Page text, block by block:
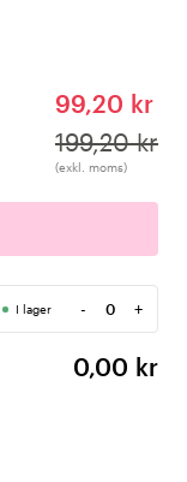
99,20 kr
199,20 kr
(exkl. moms)
I lager -
Antal
+
0,00 kr